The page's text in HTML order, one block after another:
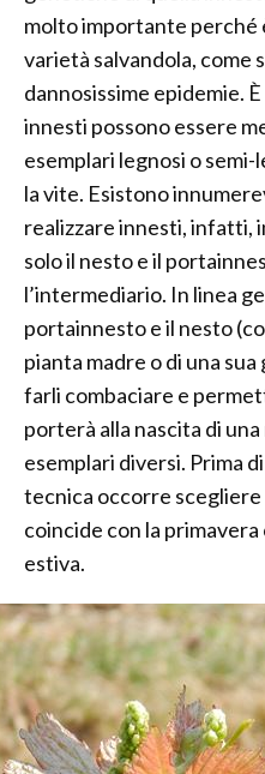
molto importante perché
varietà salvandola, come
dannosissime epidemie.
innesti possono essere
esemplari legnosi o
la vite. Esistono
realizzare innesti, infatti,
solo il nesto e il
l’intermediario. In linea
portainnesto e il nesto
pianta madre o di una
farli combaciare e
porterà alla nascita di
esemplari diversi. Prima
tecnica occorre scegliere
coincide con la
estiva.